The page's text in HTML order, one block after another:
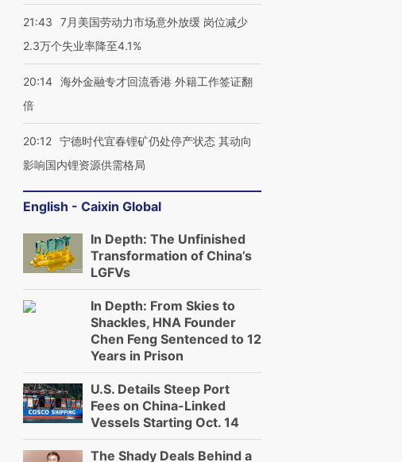
21:43
7月美国劳动力市场意外放缓 岗位减少
2.3万个失业率降至4.1%
20:14 海外金融专才回流香港 外籍工作签证翻
倍
20:12 宁德时代宜春锂矿仍处停产状态 其动向
影响国内锂资源供需格局
English - Caixin Global
In Depth: The Unfinished
Transformation of China’s
LGFVs
In Depth: From Skies to
Shackles, HNA Founder
Chen Feng Sentenced to 12
Years in Prison
U.S. Details Steep Port
Fees on China-Linked
Vessels Starting Oct. 14
The Shady Deals Behind a